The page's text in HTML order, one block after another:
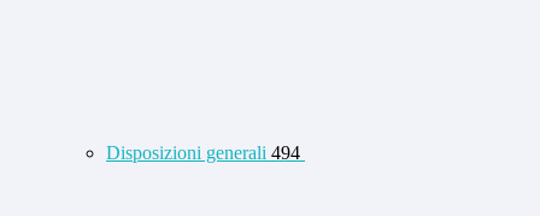
Disposizioni generali 494